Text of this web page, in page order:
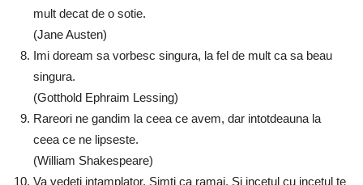
mult decat de o sotie.
(Jane Austen)
Imi doream sa vorbesc singura, la fel de mult ca sa beau
singura.
(Gotthold Ephraim Lessing)
Rareori ne gandim la ceea ce avem, dar intotdeauna la
ceea ce ne lipseste.
(William Shakespeare)
Va vedeti intamplator. Simti ca ramai. Si incetul cu incetul te